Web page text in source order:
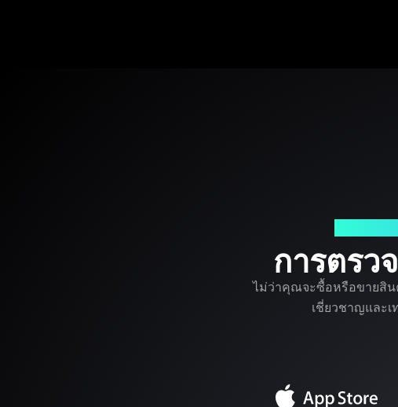
การตรว
ไม่ว่าคุณจะซื้อหรือขายสิ
เชี่ยวชาญและ